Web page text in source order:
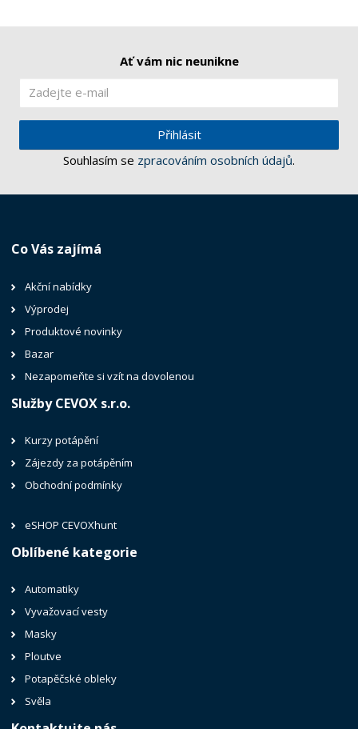
Ať vám nic neunikne
Přihlásit
Souhlasím se zpracováním osobních údajů.
Co Vás zajímá
Akční nabídky
Výprodej
Produktové novinky
Bazar
Nezapomeňte si vzít na dovolenou
Služby CEVOX s.r.o.
Kurzy potápění
Zájezdy za potápěním
Obchodní podmínky
eSHOP CEVOXhunt
Oblíbené kategorie
Automatiky
Vyvažovací vesty
Masky
Ploutve
Potapěčské obleky
Svěla